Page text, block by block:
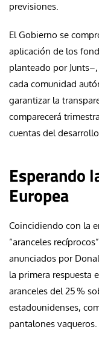
previsiones.
El Gobierno se
aplicación de los
planteado por
cada comunidad
garantizar la
comparecerá
cuentas del
Esperando
Europea
Coincidiendo con la
“aranceles
anunciados por
la primera respuesta
aranceles del 25 %
estadounidenses,
pantalones vaqueros.